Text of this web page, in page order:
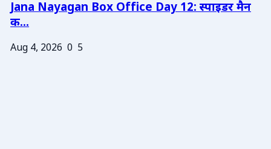
Jana Nayagan Box Office Day 12: स्पाइडर मैन
क...
Aug 4, 2026 0 5